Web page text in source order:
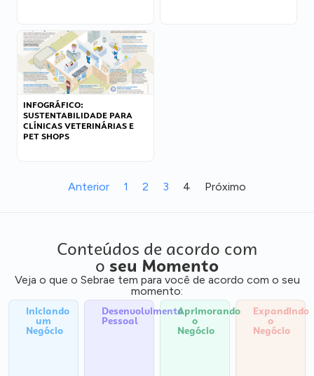
INFOGRÁFICO:
SUSTENTABILIDADE PARA
CLÍNICAS VETERINÁRIAS E
PET SHOPS
Anterior 1 2 3 4 Próximo
Conteúdos de acordo com
o seu Momento
Veja o que o Sebrae tem para você de acordo com o seu
momento:
Iniciando
um
Negócio
Desenvolvimento
Pessoal
Aprimorando
o
Negócio
Expandindo
o
Negócio